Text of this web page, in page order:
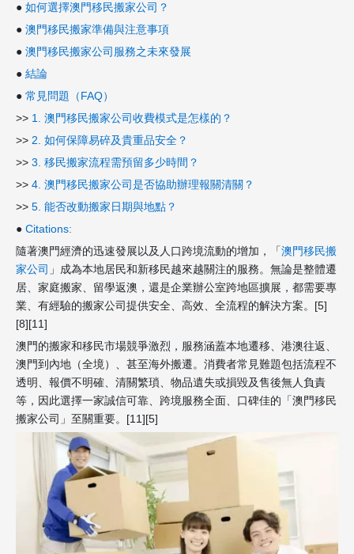
● 如何選擇澳門移民搬家公司？
● 澳門移民搬家準備與注意事項
● 澳門移民搬家公司服務之未來發展
● 結論
● 常見問題（FAQ）
>> 1. 澳門移民搬家公司收費模式是怎樣的？
>> 2. 如何保障易碎及貴重品安全？
>> 3. 移民搬家流程需預留多少時間？
>> 4. 澳門移民搬家公司是否協助辦理報關清關？
>> 5. 能否改動搬家日期與地點？
● Citations:
隨著澳門經濟的迅速發展以及人口跨境流動的增加，「澳門移民搬
家公司 」成為本地居民和新移民越來越關注的服務。無論是整體遷
居、家庭搬家、留學返澳，還是企業辦公室跨地區擴展，都需要專
業、有經驗的搬家公司提供安全、高效、全流程的解決方案。[5]
[8][11]
澳門的搬家和移民市場競爭激烈，服務涵蓋本地遷移、港澳往返、
澳門到內地（全境）、甚至海外搬遷。消費者常見難題包括流程不
透明、報價不明確、清關繁瑣、物品遺失或損毀及售後無人負責
等，因此選擇一家誠信可靠、跨境服務全面、口碑佳的「澳門移民
搬家公司」至關重要。[11][5]